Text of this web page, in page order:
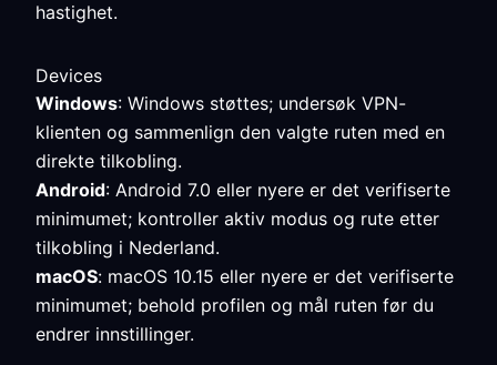
hastighet.
Devices
Windows: Windows støttes; undersøk VPN-
klienten og sammenlign den valgte ruten med en
direkte tilkobling.
Android: Android 7.0 eller nyere er det verifiserte
minimumet; kontroller aktiv modus og rute etter
tilkobling i Nederland.
macOS: macOS 10.15 eller nyere er det verifiserte
minimumet; behold profilen og mål ruten før du
endrer innstillinger.